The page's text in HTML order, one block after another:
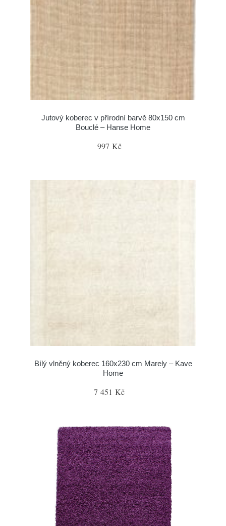
Jutový koberec v přírodní barvě 80x150 cm
Bouclé – Hanse Home
997 Kč
Bílý vlněný koberec 160x230 cm Marely – Kave
Home
7 451 Kč